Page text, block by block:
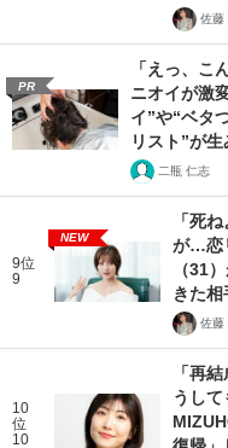
佐藤
PR
「えっ、こ
ニオイが激
イ”や“ベタ
リスト”が
二瓶 仁志
9位
9
NEW
「死
が…恋
（31
きた
佐藤
10
位
10
「再
うし